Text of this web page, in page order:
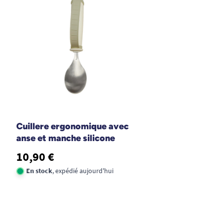
Cuillere ergonomique avec
anse et manche silicone
10,90 €
En stock, expédié aujourd'hui